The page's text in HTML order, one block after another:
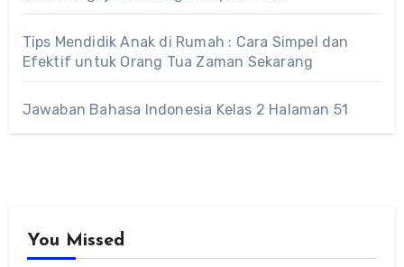
Tips Mendidik Anak di Rumah : Cara Simpel dan
Efektif untuk Orang Tua Zaman Sekarang
Jawaban Bahasa Indonesia Kelas 2 Halaman 51
You Missed